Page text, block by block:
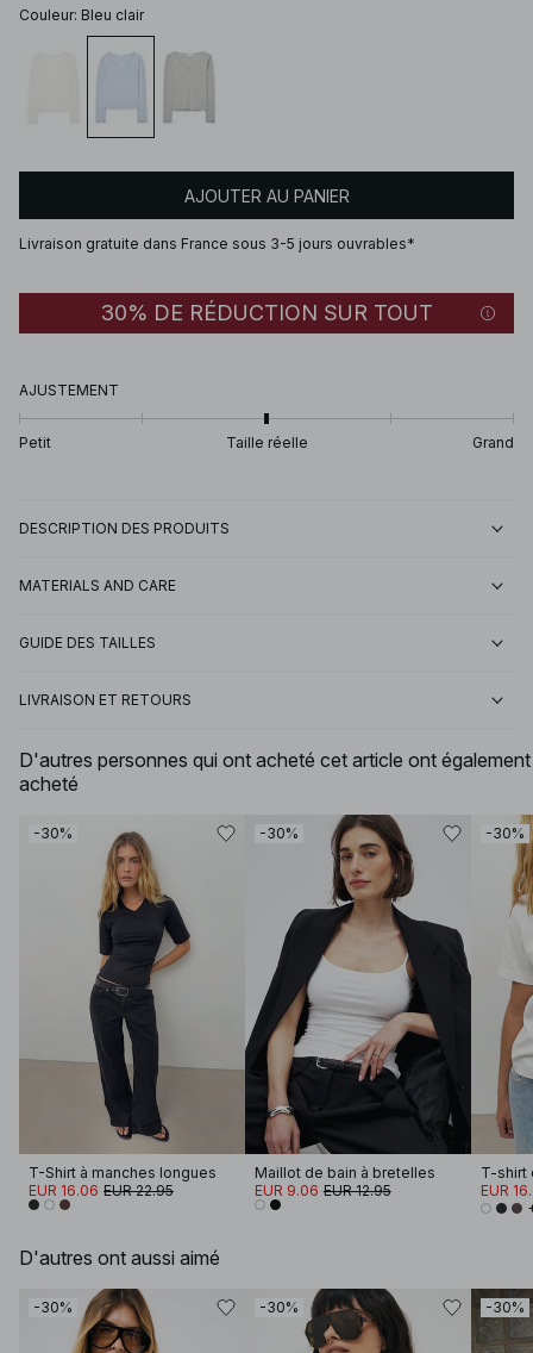
Couleur: Bleu clair
AJOUTER AU PANIER
Livraison gratuite dans France sous 3-5 jours ouvrables*
30% DE RÉDUCTION SUR TOUT
AJUSTEMENT
Petit Taille réelle Grand
DESCRIPTION DES PRODUITS
MATERIALS AND CARE
GUIDE DES TAILLES
LIVRAISON ET RETOURS
D'autres personnes qui ont acheté cet article ont également
acheté
-30%
T-Shirt à manches longues
EUR 16.06 EUR 22.95
-30%
Maillot de bain à bretelles
EUR 9.06 EUR 12.95
-30%
T-shirt
EUR
D'autres ont aussi aimé
-30% -30% -30%